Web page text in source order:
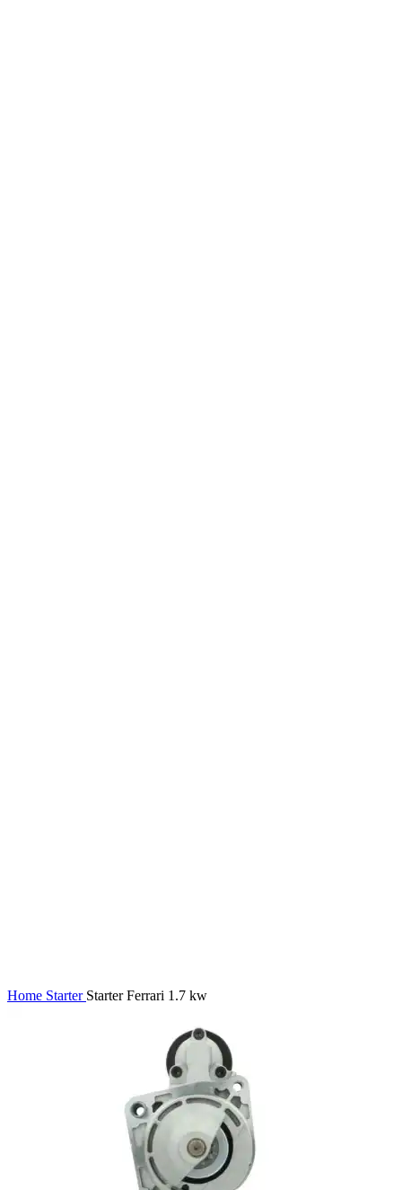
Home Starter Starter Ferrari 1.7 kw